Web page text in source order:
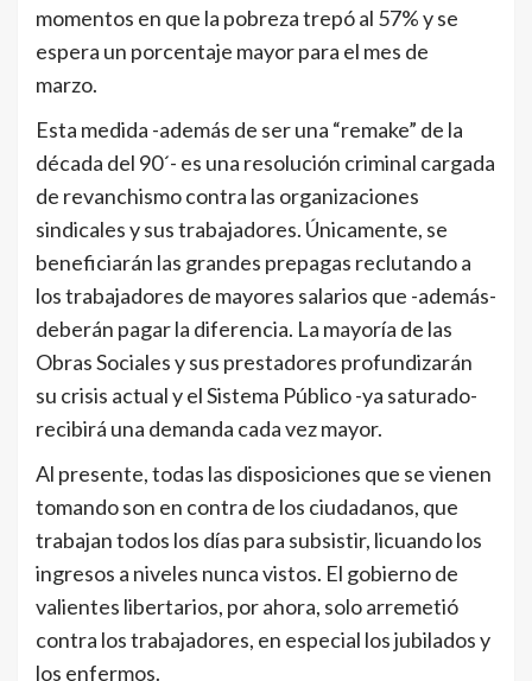
momentos en que la pobreza trepó al 57% y se
espera un porcentaje mayor para el mes de
marzo.
Esta medida -además de ser una “remake” de la
década del 90´- es una resolución criminal cargada
de revanchismo contra las organizaciones
sindicales y sus trabajadores. Únicamente, se
beneficiarán las grandes prepagas reclutando a
los trabajadores de mayores salarios que -además-
deberán pagar la diferencia. La mayoría de las
Obras Sociales y sus prestadores profundizarán
su crisis actual y el Sistema Público -ya saturado-
recibirá una demanda cada vez mayor.
Al presente, todas las disposiciones que se vienen
tomando son en contra de los ciudadanos, que
trabajan todos los días para subsistir, licuando los
ingresos a niveles nunca vistos. El gobierno de
valientes libertarios, por ahora, solo arremetió
contra los trabajadores, en especial los jubilados y
los enfermos.